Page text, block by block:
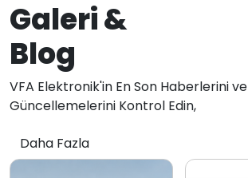
Galeri &
Blog
VFA Elektronik'in En Son Haberlerini ve
Güncellemelerini Kontrol Edin,
Daha Fazla